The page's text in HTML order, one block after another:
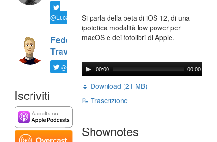
@LucaTNT
Federico
Travaini
@ftrava
Iscriviti
Si parla della beta di iOS 12, di una
ipotetica modalità low power per
macOS e dei fotolibri di Apple.
00:00 00:00
⏬ Download (21 MB)
📝 Trascrizione
Shownotes